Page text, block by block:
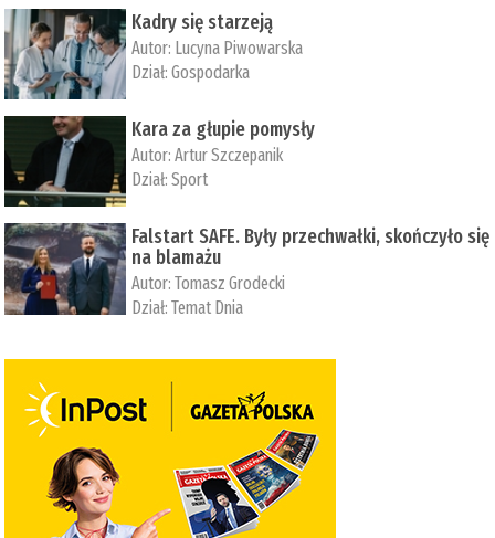
Kadry się starzeją
Autor: Lucyna Piwowarska
Dział:Gospodarka
Kara za głupie pomysły
Autor:Artur Szczepanik
Dział:Sport
Falstart SAFE. Były przechwałki, skończyło się
na blamażu
Autor:Tomasz Grodecki
Dział:Temat Dnia